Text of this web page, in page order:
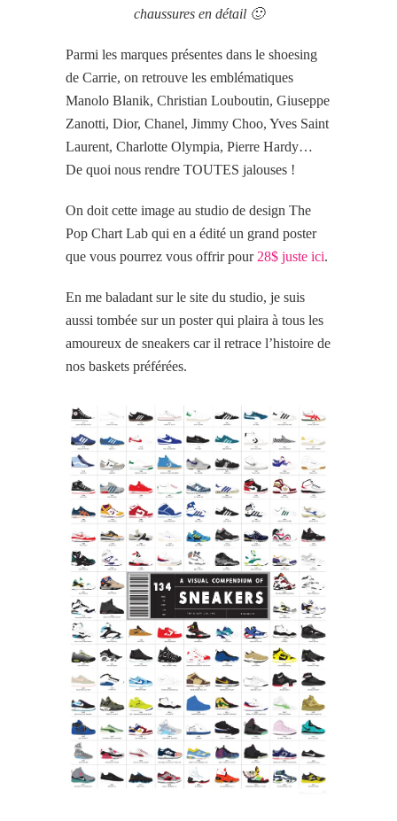
chaussures en détail 🙂
Parmi les marques présentes dans le shoesing
de Carrie, on retrouve les emblématiques
Manolo Blanik, Christian Louboutin, Giuseppe
Zanotti, Dior, Chanel, Jimmy Choo, Yves Saint
Laurent, Charlotte Olympia, Pierre Hardy…
De quoi nous rendre TOUTES jalouses !
On doit cette image au studio de design The
Pop Chart Lab qui en a édité un grand poster
que vous pourrez vous offrir pour 28$ juste ici.
En me baladant sur le site du studio, je suis
aussi tombée sur un poster qui plaira à tous les
amoureux de sneakers car il retrace l’histoire de
nos baskets préférées.